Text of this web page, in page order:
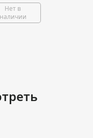
Нет в
наличии